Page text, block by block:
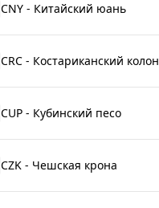
CNY - Китайский юань
CRC - Костариканский колон
CUP - Кубинский песо
CZK - Чешская крона